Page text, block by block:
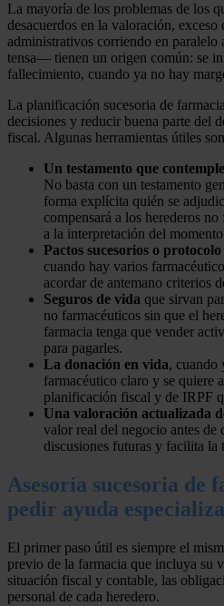
La mayoría de los problemas de los
desacuerdos en la valoración,
administrativos corriendo en
tensa— tienen un origen común: se
fallecimiento, cuando ya no hay
La planificación sucesoria de
decisiones y reducir buena parte del
fiscal. Algunas herramientas útiles
Un testamento que
No basta con un testamento
forma explícita quién se
compensará a los herederos
a la interpretación del
Pactos sucesorios o
cuando hay varios
acordar de antemano criterios
Seguros de vida que sirvan
no farmacéuticos sin que el
farmacia tenga que vender
para pagarles.
La donación en vida, cuando
farmacéutico claro y se quiere
planificación fiscal y de IRPF
Una valoración actualizada
valor real del negocio antes de
discusiones futuras y facilita la
Asesoría sucesoria de
pedir ayuda
El primer paso útil es siempre el
previo de la farmacia que incluya su
situación fiscal y contable, las
personal de cada heredero.